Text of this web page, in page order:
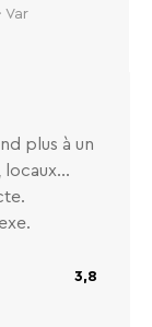
· Var
plus à un
3,8